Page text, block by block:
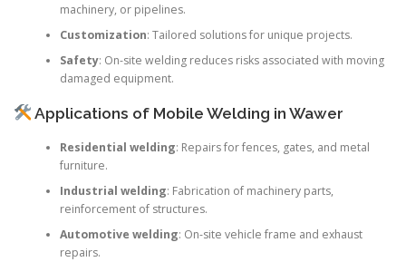
machinery, or pipelines.
Customization: Tailored solutions for unique projects.
Safety: On-site welding reduces risks associated with moving
damaged equipment.
Applications of Mobile Welding in Wawer
Residential welding: Repairs for fences, gates, and metal
furniture.
Industrial welding: Fabrication of machinery parts,
reinforcement of structures.
Automotive welding: On-site vehicle frame and exhaust
repairs.